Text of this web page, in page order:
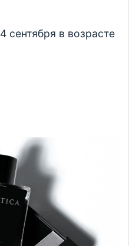
4 сентября в возрасте